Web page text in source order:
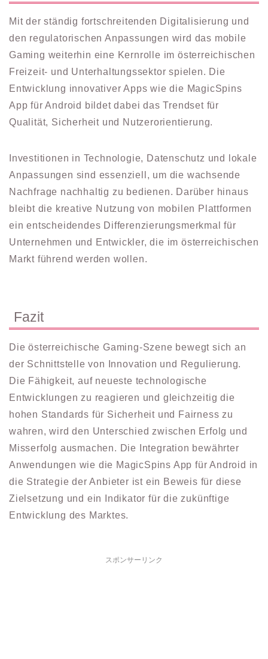
Mit der ständig fortschreitenden Digitalisierung und
den regulatorischen Anpassungen wird das mobile
Gaming weiterhin eine Kernrolle im österreichischen
Freizeit- und Unterhaltungssektor spielen. Die
Entwicklung innovativer Apps wie die MagicSpins
App für Android bildet dabei das Trendset für
Qualität, Sicherheit und Nutzerorientierung.
Investitionen in Technologie, Datenschutz und lokale
Anpassungen sind essenziell, um die wachsende
Nachfrage nachhaltig zu bedienen. Darüber hinaus
bleibt die kreative Nutzung von mobilen Plattformen
ein entscheidendes Differenzierungsmerkmal für
Unternehmen und Entwickler, die im österreichischen
Markt führend werden wollen.
Fazit
Die österreichische Gaming-Szene bewegt sich an
der Schnittstelle von Innovation und Regulierung.
Die Fähigkeit, auf neueste technologische
Entwicklungen zu reagieren und gleichzeitig die
hohen Standards für Sicherheit und Fairness zu
wahren, wird den Unterschied zwischen Erfolg und
Misserfolg ausmachen. Die Integration bewährter
Anwendungen wie die MagicSpins App für Android in
die Strategie der Anbieter ist ein Beweis für diese
Zielsetzung und ein Indikator für die zukünftige
Entwicklung des Marktes.
スポンサーリンク